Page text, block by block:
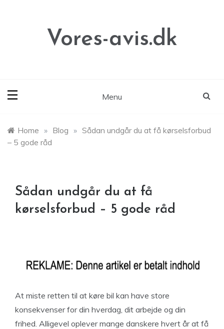
Vores-avis.dk
Menu
Home » Blog » Sådan undgår du at få kørselsforbud
– 5 gode råd
Sådan undgår du at få
kørselsforbud – 5 gode råd
At miste retten til at køre bil kan have store
konsekvenser for din hverdag, dit arbejde og din
frihed. Alligevel oplever mange danskere hvert år at få